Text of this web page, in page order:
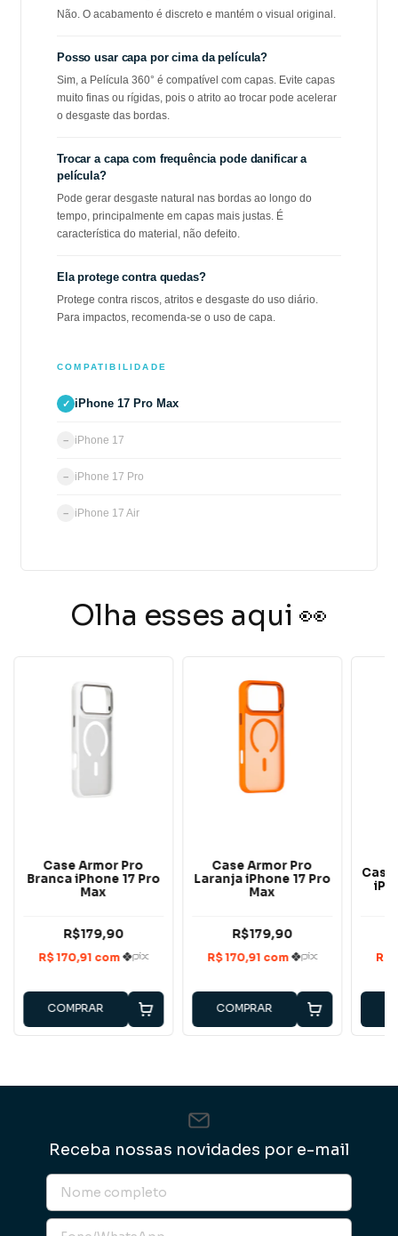
Não. O acabamento é discreto e mantém o visual original.
Posso usar capa por cima da película?
Sim, a Película 360° é compatível com capas. Evite capas
muito finas ou rígidas, pois o atrito ao trocar pode acelerar
o desgaste das bordas.
Trocar a capa com frequência pode danificar a
película?
Pode gerar desgaste natural nas bordas ao longo do
tempo, principalmente em capas mais justas. É
característica do material, não defeito.
Ela protege contra quedas?
Protege contra riscos, atritos e desgaste do uso diário.
Para impactos, recomenda-se o uso de capa.
COMPATIBILIDADE
✓ iPhone 17 Pro Max
− iPhone 17
− iPhone 17 Pro
− iPhone 17 Air
Olha esses aqui 👀
Case Armor Pro
Branca iPhone 17 Pro
Max
R$179,90
COMPRAR
Case Armor Pro
Laranja iPhone 17 Pro
Max
R$179,90
COMPRAR
Receba nossas novidades por e-mail